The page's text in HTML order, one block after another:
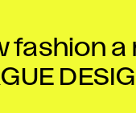
fashion a